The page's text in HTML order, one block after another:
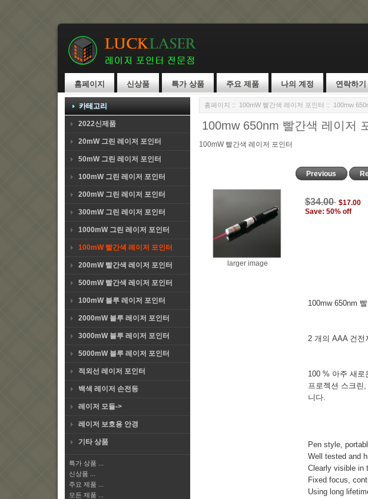
홈페이지 신상품 특가 상품 주요 제품 나의 계정 연락하기
카테고리
2022신제품
20mW 그린 레이저 포인터
50mW 그린 레이저 포인터
100mW 그린 레이저 포인터
200mW 그린 레이저 포인터
300mW 그린 레이저 포인터
1000mW 그린 레이저 포인터
100mW 빨간색 레이저 포인터
200mW 빨간색 레이저 포인터
500mW 빨간색 레이저 포인터
100mW 블루 레이저 포인터
2000mW 블루 레이저 포인터
3000mW 블루 레이저 포인터
5000mW 블루 레이저 포인터
적외선 레이저 포인터
백색 레이저 손전등
레이저 모듈->
레이저 보호용 안경
기타 상품
특가 상품 ...
신상품 ...
주요 제품 ...
모든 제품 ...
홈페이지 :: 100mW 빨간색 레이저 포인터 :: 100mw
100mw 650nm 빨간색 레이저
100mW 빨간색 레이저 포인터
Previous
larger image
$34.00 $17.00
Save: 50% off
100mw 650nm
2 개의 AAA 건전
100 % 아주 새로
프로젝션 스크린
니다.
Pen style,
Well tested and
Clearly visible in
Fixed focus,
Using long